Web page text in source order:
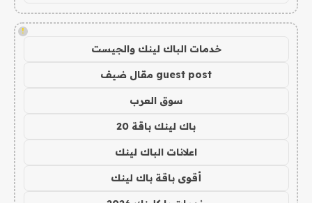
!
خدمات الباك لينك والجيست
guest post مقال ضيف
سوق العرب
باك لينك باقة 20
اعلانات الباك لينك
أقوى باقة باك لينك